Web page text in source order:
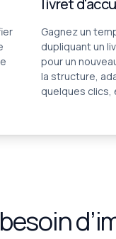
livret
Gagnez un
dupliquant un
pour un
la structure,
quelques